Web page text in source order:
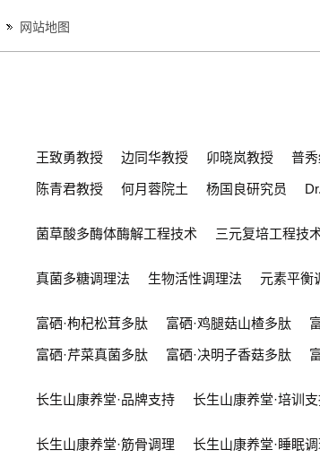
网站地图
王致勇教授 边同华教授 卯晓岚教授 普
陈青君教授 何月蓉院土 杨国良研究员
菌草酸多酶体酶解工程技术 三元复培工程技
真菌多糖调理法 生物活性调理法 元素平衡
富硒·枸杞松茸多肽 富硒·鸡腿菇山楂多肽
富硒·芹菜真菌多肽 富硒·决明子香菇多肽
长生山康养堂·品牌支持 长生山康养堂·培训
长生山康养堂·筋骨调理 长生山康养堂·睡眠